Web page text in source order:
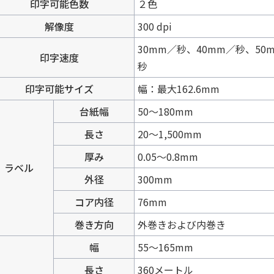
印字可能色数
２色
解像度
300 dpi
印字速度
30mm／秒、40mm／秒、
秒
印字可能サイズ
幅：最大162.6mm
ラベル
台紙幅
50～180mm
長さ
20～1,500mm
厚み
0.05～0.8mm
外径
300mm
コア内径
76mm
巻き方向
外巻きおよび内巻き
幅
55～165mm
長さ
360メートル